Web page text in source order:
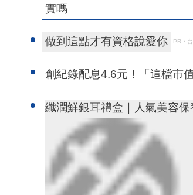
實嗎
做到這點才有資格說愛你 PR・
創紀錄配息4.6元！「這檔市
纖潤鮮銀耳禮盒｜人氣美容保